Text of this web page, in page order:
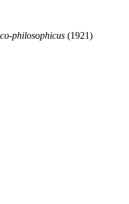
philosophicus (1921)